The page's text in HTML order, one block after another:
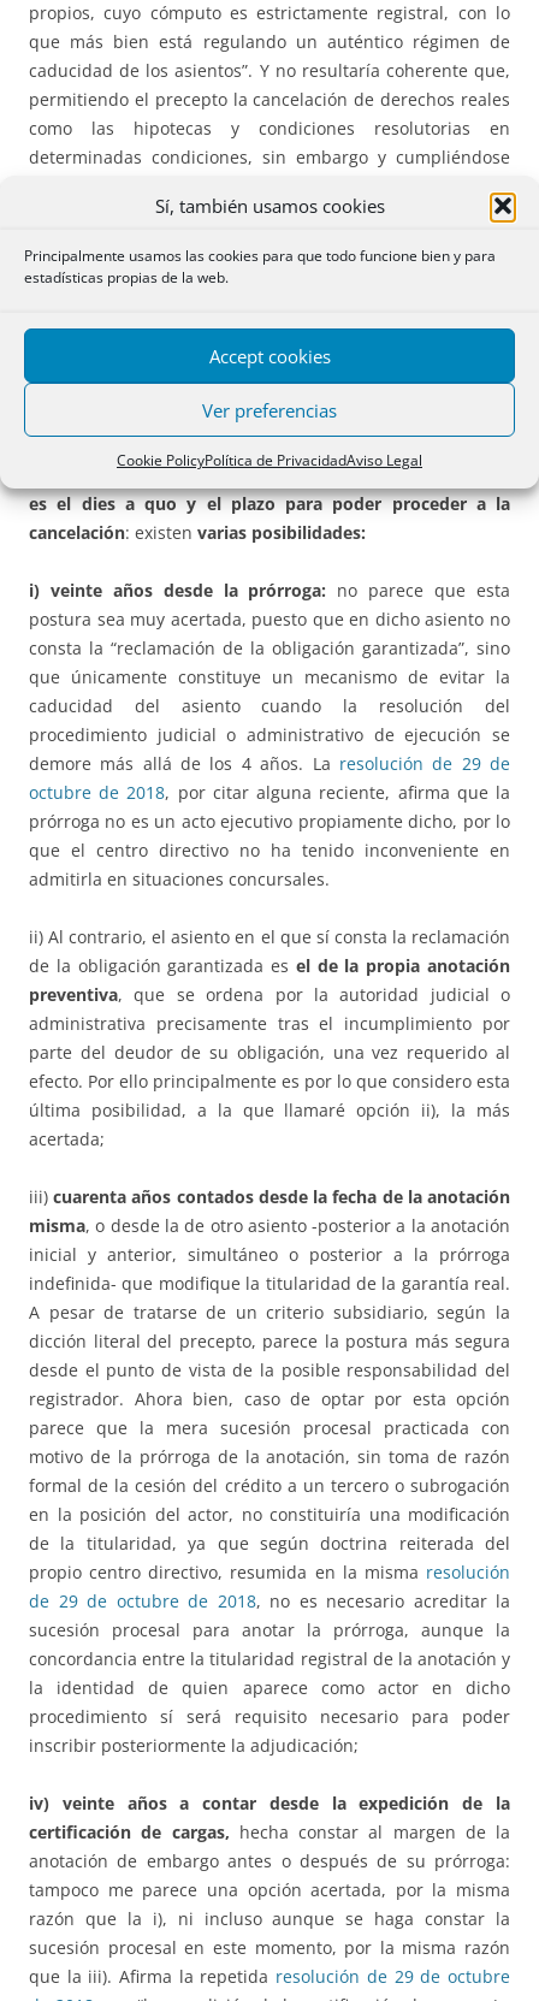
Sí, también usamos cookies
Principalmente usamos las cookies para que todo funcione bien y para
estadísticas propias de la web.
Accept cookies
Ver preferencias
Cookie PolicyPolítica de PrivacidadAviso Legal
propios, cuyo cómputo es estrictamente registral, con lo
que más bien está regulando un auténtico régimen de
caducidad de los asientos”. Y no resultaría coherente que,
permitiendo el precepto la cancelación de derechos reales
como las hipotecas y condiciones resolutorias en
determinadas condiciones, sin embargo y cumpliéndose
incluidas las anotaciones preventivas de embargo dentro
garantía con efectos reales”, que también pueden ser
definitivo del asiento de anotación prorrogada “de
perpetuo” no parece suficiente motivo para justificar un
tratamiento más estricto que el otorgado a otros asientos
Sentado el cambio de criterio, queda por determinar
es el dies a quo y el plazo para poder proceder a la
cancelación: existen varias posibilidades:
i) veinte años desde la prórroga: no parece que esta
postura sea muy acertada, puesto que en dicho asiento no
consta la “reclamación de la obligación garantizada”, sino
que únicamente constituye un mecanismo de evitar la
caducidad del asiento cuando la resolución del
procedimiento judicial o administrativo de ejecución se
demore más allá de los 4 años. La resolución de 29 de
octubre de 2018, por citar alguna reciente, afirma que la
prórroga no es un acto ejecutivo propiamente dicho, por lo
que el centro directivo no ha tenido inconveniente en
admitirla en situaciones concursales.
ii) Al contrario, el asiento en el que sí consta la reclamación
de la obligación garantizada es el de la propia anotación
preventiva, que se ordena por la autoridad judicial o
administrativa precisamente tras el incumplimiento por
parte del deudor de su obligación, una vez requerido al
efecto. Por ello principalmente es por lo que considero esta
última posibilidad, a la que llamaré opción ii), la más
acertada;
iii) cuarenta años contados desde la fecha de la anotación
misma, o desde la de otro asiento -posterior a la anotación
inicial y anterior, simultáneo o posterior a la prórroga
indefinida- que modifique la titularidad de la garantía real.
A pesar de tratarse de un criterio subsidiario, según la
dicción literal del precepto, parece la postura más segura
desde el punto de vista de la posible responsabilidad del
registrador. Ahora bien, caso de optar por esta opción
parece que la mera sucesión procesal practicada con
motivo de la prórroga de la anotación, sin toma de razón
formal de la cesión del crédito a un tercero o subrogación
en la posición del actor, no constituiría una modificación
de la titularidad, ya que según doctrina reiterada del
propio centro directivo, resumida en la misma resolución
de 29 de octubre de 2018, no es necesario acreditar la
sucesión procesal para anotar la prórroga, aunque la
concordancia entre la titularidad registral de la anotación y
la identidad de quien aparece como actor en dicho
procedimiento sí será requisito necesario para poder
inscribir posteriormente la adjudicación;
iv) veinte años a contar desde la expedición de la
certificación de cargas, hecha constar al margen de la
anotación de embargo antes o después de su prórroga:
tampoco me parece una opción acertada, por la misma
razón que la i), ni incluso aunque se haga constar la
sucesión procesal en este momento, por la misma razón
que la iii). Afirma la repetida resolución de 29 de octubre